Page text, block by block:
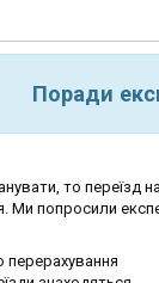
Поради
то переїзд
попросили